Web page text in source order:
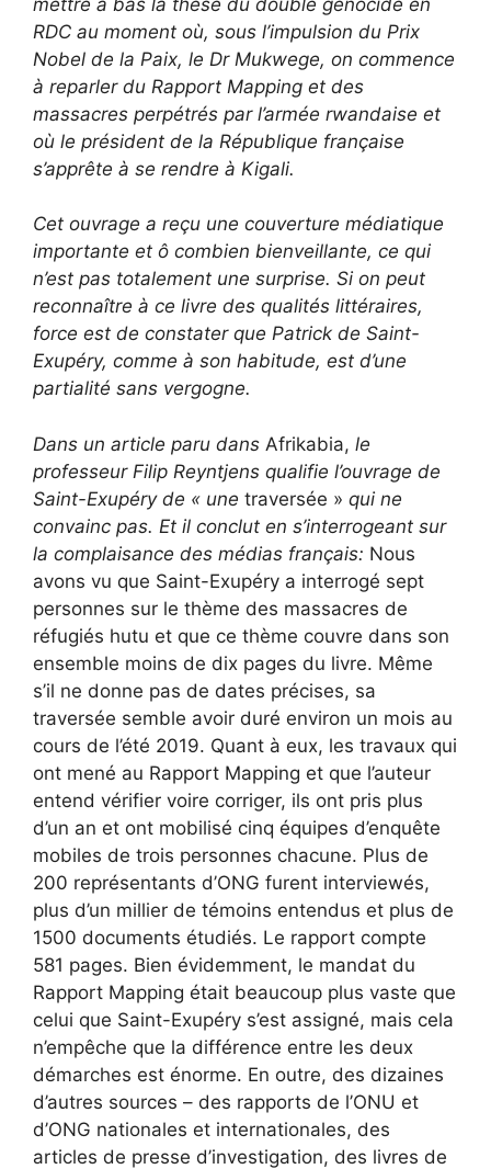
RDC au moment où, sous l’impulsion du Prix
Nobel de la Paix, le Dr Mukwege, on commence
à reparler du Rapport Mapping et des
massacres perpétrés par l’armée rwandaise et
où le président de la République française
s’apprête à se rendre à Kigali.
Cet ouvrage a reçu une couverture médiatique
importante et ô combien bienveillante, ce qui
n’est pas totalement une surprise. Si on peut
reconnaître à ce livre des qualités littéraires,
force est de constater que Patrick de Saint-
Exupéry, comme à son habitude, est d’une
partialité sans vergogne.
Dans un article paru dans Afrikabia, le
professeur Filip Reyntjens qualifie l’ouvrage de
Saint-Exupéry de « une traversée » qui ne
convainc pas. Et il conclut en s’interrogeant sur
la complaisance des médias français: Nous
avons vu que Saint-Exupéry a interrogé sept
personnes sur le thème des massacres de
réfugiés hutu et que ce thème couvre dans son
ensemble moins de dix pages du livre. Même
s’il ne donne pas de dates précises, sa
traversée semble avoir duré environ un mois au
cours de l’été 2019. Quant à eux, les travaux qui
ont mené au Rapport Mapping et que l’auteur
entend vérifier voire corriger, ils ont pris plus
d’un an et ont mobilisé cinq équipes d’enquête
mobiles de trois personnes chacune. Plus de
200 représentants d’ONG furent interviewés,
plus d’un millier de témoins entendus et plus de
1500 documents étudiés. Le rapport compte
581 pages. Bien évidemment, le mandat du
Rapport Mapping était beaucoup plus vaste que
celui que Saint-Exupéry s’est assigné, mais cela
n’empêche que la différence entre les deux
démarches est énorme. En outre, des dizaines
d’autres sources – des rapports de l’ONU et
d’ONG nationales et internationales, des
articles de presse d’investigation, des livres de